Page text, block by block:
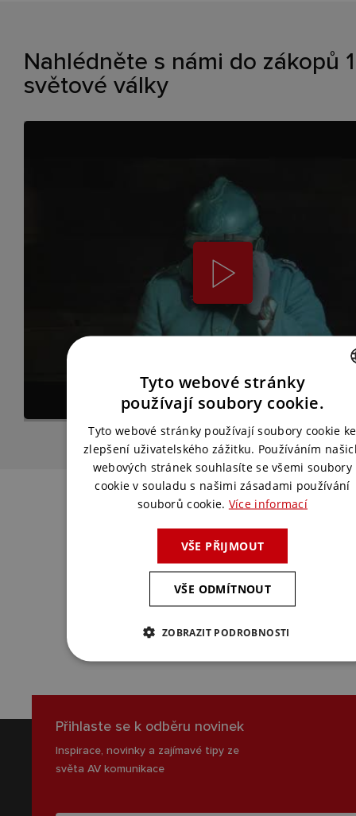
Nahlédněte s námi do zákopů
světové války
Kontaktujte nás
Spojte se s námi a my pro vás vymyslíme
to nejlepší řešení.
KONTAKTUJTE NÁS
Přihlaste se k odběru novinek
Inspirace, novinky a zajímavé tipy ze
světa AV komunikace
ENGLISH
Tyto webové stránky
používají soubory cookie.
Tyto webové stránky používají soubory cookie ke
zlepšení uživatelského zážitku. Používáním
webových stránek souhlasíte se všemi soubory
cookie v souladu s našimi zásadami používání
souborů cookie. Více informací
VŠE PŘIJMOUT
VŠE ODMÍTNOUT
ZOBRAZIT PODROBNOSTI